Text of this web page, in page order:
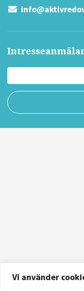
Vi använder